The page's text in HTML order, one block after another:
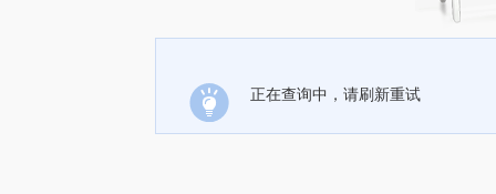
正在查询中，请刷新重试